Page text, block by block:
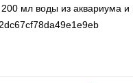
мл воды из аквариума и